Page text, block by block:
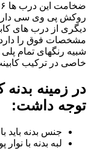
دیگری از درب های
مشخصات فوق را دارد
شبیه رنگهای تمام
خاصی در ترکیب
در زمینه بدنه
توجه داشت:
جنس بدنه باید
لبه بدنه با